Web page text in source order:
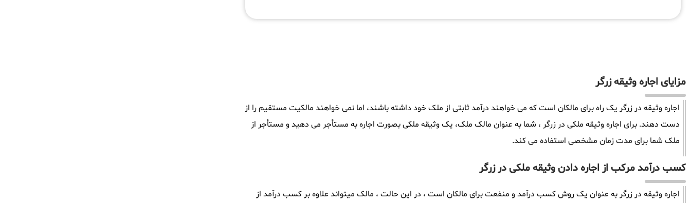
مزایای اجاره وثیقه زرگر
اجاره وثیقه در زرگر یک راه برای مالکان است که می خواهند درآمد ثابتی از ملک خود داشته باشند، اما نمی خواهند مالکیت مستقیم را از
دست دهند. برای اجاره وثیقه ملکی در زرگر ، شما به عنوان مالک ملک، یک وثیقه ملکی بصورت اجاره به مستأجر می دهید و مستأجر از
ملک شما برای مدت زمان مشخصی استفاده می کند.
کسب درآمد مرکب از اجاره دادن وثیقه ملکی در زرگر
اجاره وثیقه در زرگر به عنوان یک روش کسب درآمد و منفعت برای مالکان است ، در این حالت ، مالک میتواند علاوه بر کسب درآمد از